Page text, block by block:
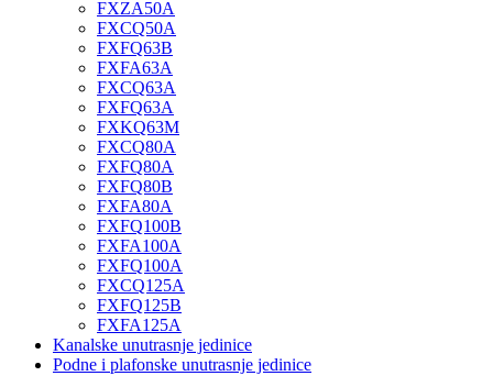
FXZA50A
FXCQ50A
FXFQ63B
FXFA63A
FXCQ63A
FXFQ63A
FXKQ63M
FXCQ80A
FXFQ80A
FXFQ80B
FXFA80A
FXFQ100B
FXFA100A
FXFQ100A
FXCQ125A
FXFQ125B
FXFA125A
Kanalske unutrasnje jedinice
Podne i plafonske unutrasnje jedinice